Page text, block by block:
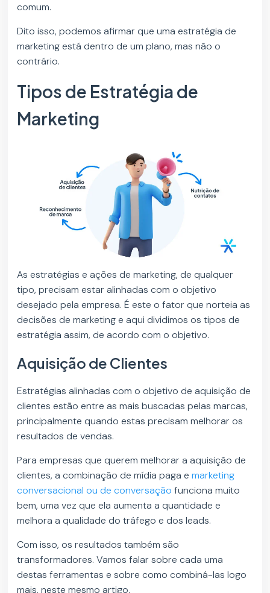
comum.
Dito isso, podemos afirmar que uma estratégia de
marketing está dentro de um plano, mas não o
contrário.
Tipos de Estratégia de
Marketing
As estratégias e ações de marketing, de qualquer
tipo, precisam estar alinhadas com o objetivo
desejado pela empresa. É este o fator que norteia as
decisões de marketing e aqui dividimos os tipos de
estratégia assim, de acordo com o objetivo.
Aquisição de Clientes
Estratégias alinhadas com o objetivo de aquisição de
clientes estão entre as mais buscadas pelas marcas,
principalmente quando estas precisam melhorar os
resultados de vendas.
Para empresas que querem melhorar a aquisição de
clientes, a combinação de mídia paga emarketing
conversacional ou de conversaçãofunciona muito
bem, uma vez que ela aumenta a quantidade e
melhora a qualidade do tráfego e dos leads.
Com isso, os resultados também são
transformadores. Vamos falar sobre cada uma
destas ferramentas e sobre como combiná-las logo
mais, neste mesmo artigo.